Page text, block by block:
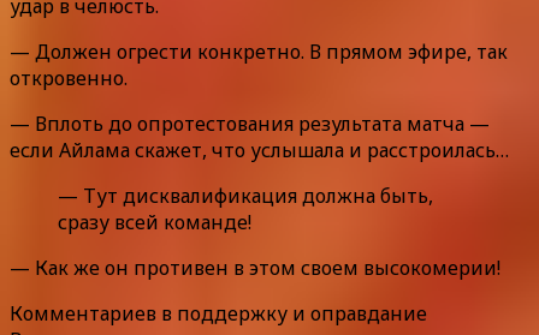
удар в челюсть.
— Должен огрести конкретно. В прямом эфире, так
откровенно.
— Вплоть до опротестования результата матча —
если Айлама скажет, что услышала и расстроилась…
— Тут дисквалификация должна быть,
сразу всей команде!
— Как же он противен в этом своем высокомерии!
Комментариев в поддержку и оправдание